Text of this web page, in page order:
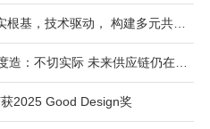
游戏以其独特的冰雪世界观
家带来一场冬季科幻风的
物理反馈方面极具沉浸
畅自然，战斗和竞速的节
富有创意，冰雪环境下的
感。冬季变形机器人安卓版
中国音数协孙寿山：夯实根基，技术驱动， 构建多元共生新生态
分析师谈销美iPhone印度造：不切实际 未来供应链仍在中国
2025 Good Design奖